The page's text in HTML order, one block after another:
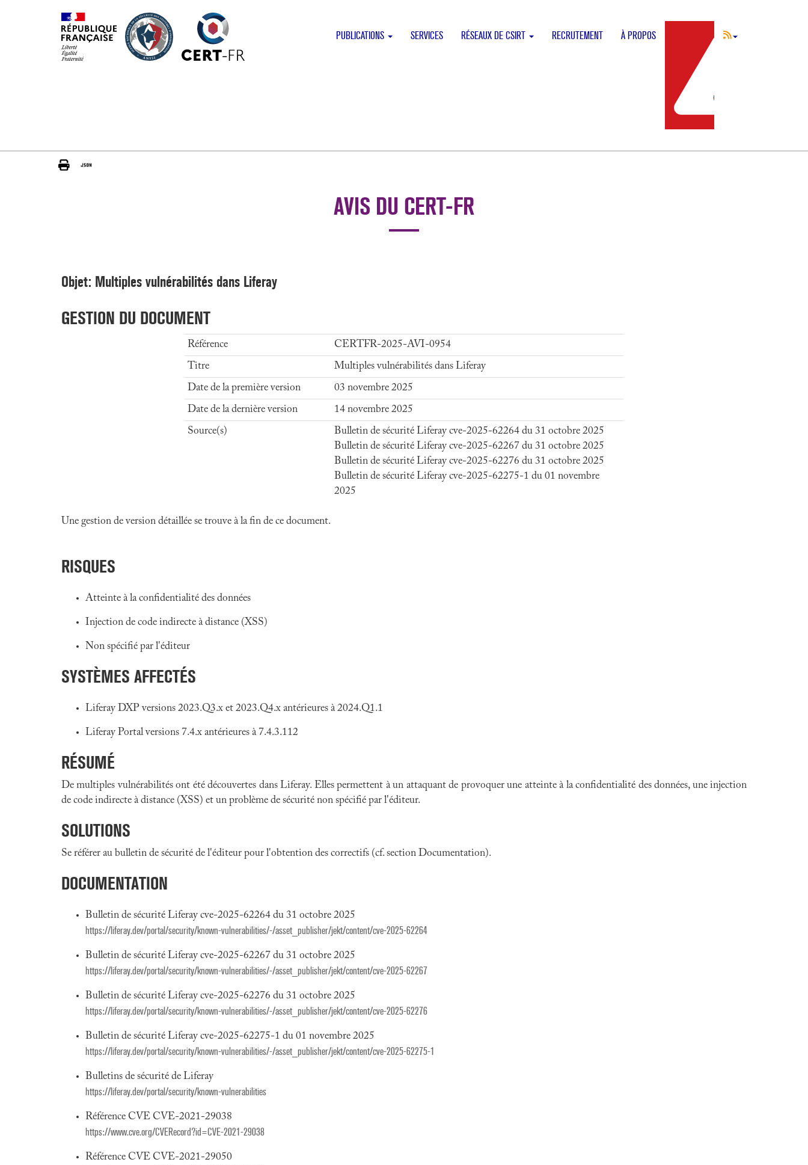
PUBLICATIONS SERVICES RÉSEAUX DE CSIRT RECRUTEMENT À PROPOS
AVIS DU CERT-FR
Objet: Multiples vulnérabilités dans Liferay
GESTION DU DOCUMENT
Référence
CERTFR-2025-AVI-0954
Titre
Multiples vulnérabilités dans Liferay
Date de la première version
03 novembre 2025
Date de la dernière version
14 novembre 2025
Source(s)
Bulletin de sécurité Liferay cve-2025-62264 du 31 octobre 2025
Bulletin de sécurité Liferay cve-2025-62267 du 31 octobre 2025
Bulletin de sécurité Liferay cve-2025-62276 du 31 octobre 2025
Bulletin de sécurité Liferay cve-2025-62275-1 du 01 novembre
2025
Une gestion de version détaillée se trouve à la fin de ce document.
RISQUES
Atteinte à la confidentialité des données
Injection de code indirecte à distance (XSS)
Non spécifié par l'éditeur
SYSTÈMES AFFECTÉS
Liferay DXP versions 2023.Q3.x et 2023.Q4.x antérieures à 2024.Q1.1
Liferay Portal versions 7.4.x antérieures à 7.4.3.112
RÉSUMÉ
De multiples vulnérabilités ont été découvertes dans Liferay. Elles permettent à un attaquant de provoquer une atteinte à la confidentialité des données, une injection
de code indirecte à distance (XSS) et un problème de sécurité non spécifié par l'éditeur.
SOLUTIONS
Se référer au bulletin de sécurité de l'éditeur pour l'obtention des correctifs (cf. section Documentation).
DOCUMENTATION
Bulletin de sécurité Liferay cve-2025-62264 du 31 octobre 2025
https://liferay.dev/portal/security/known-vulnerabilities/-/asset_publisher/jekt/content/cve-2025-62264
Bulletin de sécurité Liferay cve-2025-62267 du 31 octobre 2025
https://liferay.dev/portal/security/known-vulnerabilities/-/asset_publisher/jekt/content/cve-2025-62267
Bulletin de sécurité Liferay cve-2025-62276 du 31 octobre 2025
https://liferay.dev/portal/security/known-vulnerabilities/-/asset_publisher/jekt/content/cve-2025-62276
Bulletin de sécurité Liferay cve-2025-62275-1 du 01 novembre 2025
https://liferay.dev/portal/security/known-vulnerabilities/-/asset_publisher/jekt/content/cve-2025-62275-1
Bulletins de sécurité de Liferay
https://liferay.dev/portal/security/known-vulnerabilities
Référence CVE CVE-2021-29038
https://www.cve.org/CVERecord?id=CVE-2021-29038
Référence CVE CVE-2021-29050